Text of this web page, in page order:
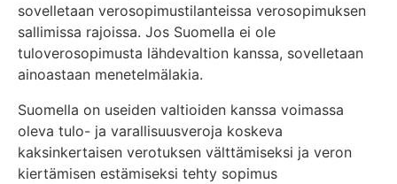
sovelletaan verosopimustilanteissa verosopimuksen
sallimissa rajoissa. Jos Suomella ei ole
tuloverosopimusta lähdevaltion kanssa, sovelletaan
ainoastaan menetelmälakia.
Suomella on useiden valtioiden kanssa voimassa
oleva tulo- ja varallisuusveroja koskeva
kaksinkertaisen verotuksen välttämiseksi ja veron
kiertämisen estämiseksi tehty sopimus